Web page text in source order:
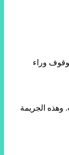
سانغ، بالوقوف وراء
وهذه الجريمة